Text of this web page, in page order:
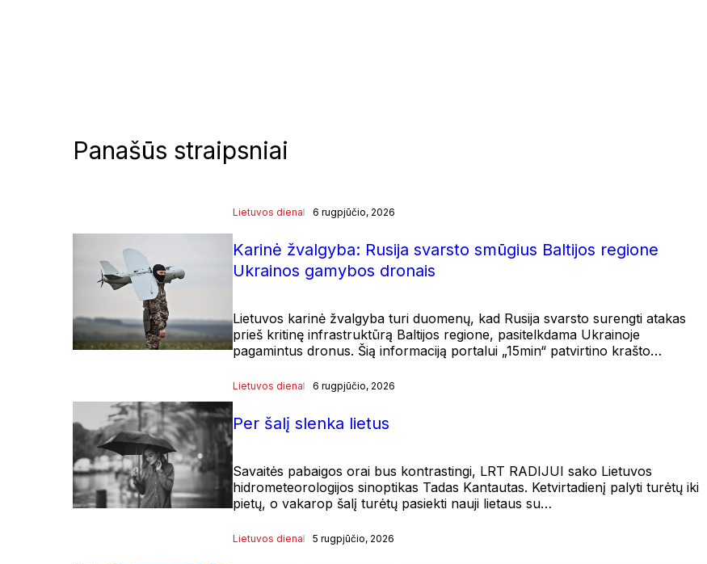
Panašūs straipsniai
Lietuvos diena 6 rugpjūčio, 2026
Karinė žvalgyba: Rusija svarsto smūgius Baltijos regione
Ukrainos gamybos dronais
Lietuvos karinė žvalgyba turi duomenų, kad Rusija svarsto surengti atakas
prieš kritinę infrastruktūrą Baltijos regione, pasitelkdama Ukrainoje
pagamintus dronus. Šią informaciją portalui „15min“ patvirtino krašto…
Lietuvos diena 6 rugpjūčio, 2026
Per šalį slenka lietus
Savaitės pabaigos orai bus kontrastingi, LRT RADIJUI sako Lietuvos
hidrometeorologijos sinoptikas Tadas Kantautas. Ketvirtadienį palyti turėtų iki
pietų, o vakarop šalį turėtų pasiekti nauji lietaus su…
Lietuvos diena 5 rugpjūčio, 2026